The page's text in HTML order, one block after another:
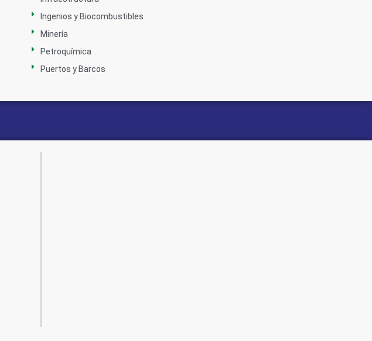
Ingenios y Biocombustibles
Minería
Petroquímica
Puertos y Barcos